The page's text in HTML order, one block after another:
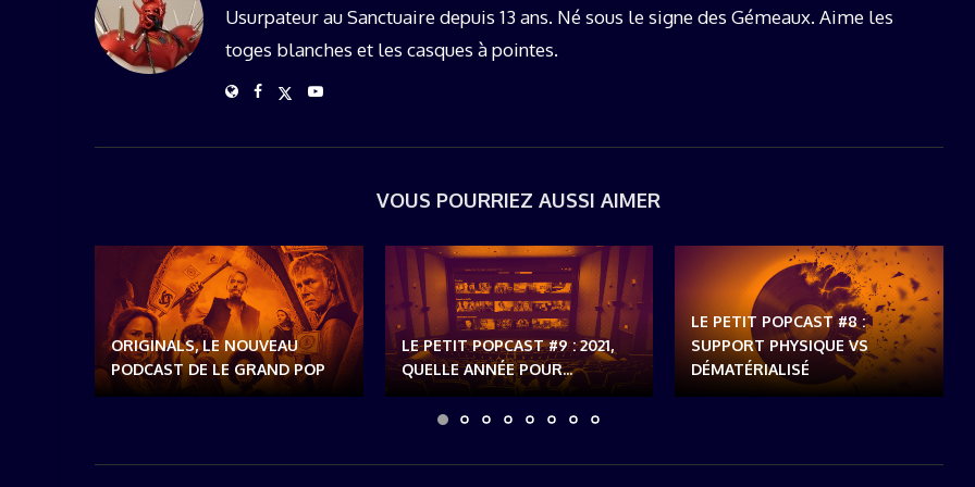
Usurpateur au Sanctuaire depuis 13 ans. Né sous le signe des Gémeaux. Aime les
toges blanches et les casques à pointes.
VOUS POURRIEZ AUSSI AIMER
ORIGINALS, LE NOUVEAU
PODCAST DE LE GRAND POP
LE PETIT POPCAST #9 : 2021,
QUELLE ANNÉE POUR...
LE PETIT POPCAST #8 :
SUPPORT PHYSIQUE VS
DÉMATÉRIALISÉ